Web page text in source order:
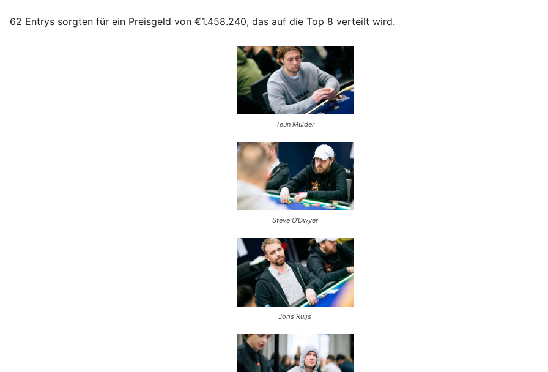
62 Entrys sorgten für ein Preisgeld von €1.458.240, das auf die Top 8 verteilt wird.
Teun Mulder
Steve O’Dwyer
Joris Ruijs